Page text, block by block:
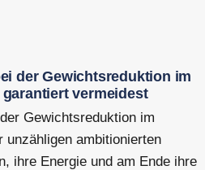
der Gewichtsreduktion im
vermeidest
Gewichtsreduktion im
ambitionierten
ihre Energie und am Ende ihre